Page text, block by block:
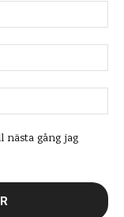
nästa gång jag